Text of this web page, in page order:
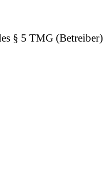
§ 5 TMG (Betreiber)